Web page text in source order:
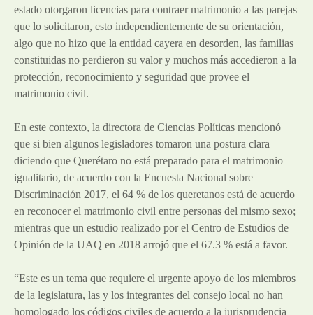
estado otorgaron licencias para contraer matrimonio a las parejas
que lo solicitaron, esto independientemente de su orientación,
algo que no hizo que la entidad cayera en desorden, las familias
constituidas no perdieron su valor y muchos más accedieron a la
protección, reconocimiento y seguridad que provee el
matrimonio civil.
En este contexto, la directora de Ciencias Políticas mencionó
que si bien algunos legisladores tomaron una postura clara
diciendo que Querétaro no está preparado para el matrimonio
igualitario, de acuerdo con la Encuesta Nacional sobre
Discriminación 2017, el 64 % de los queretanos está de acuerdo
en reconocer el matrimonio civil entre personas del mismo sexo;
mientras que un estudio realizado por el Centro de Estudios de
Opinión de la UAQ en 2018 arrojó que el 67.3 % está a favor.
“Este es un tema que requiere el urgente apoyo de los miembros
de la legislatura, las y los integrantes del consejo local no han
homologado los códigos civiles de acuerdo a la jurisprudencia